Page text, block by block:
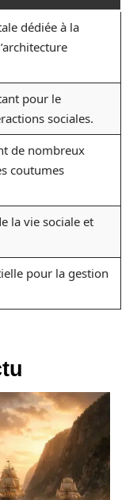
dédiée à la
pour le
sociales.
de nombreux
coutumes
la vie sociale et
pour la gestion